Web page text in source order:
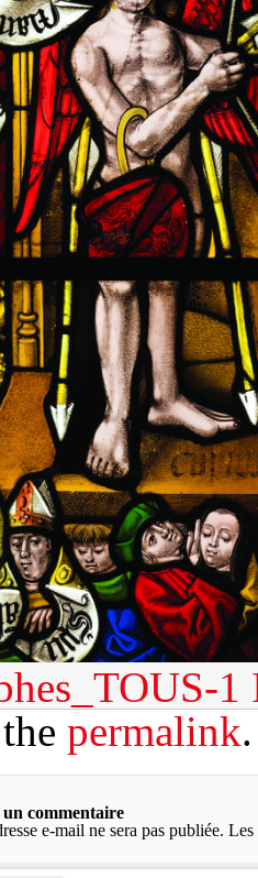
1
permalink.
commentaire
e-mail ne sera pas publiée. Les